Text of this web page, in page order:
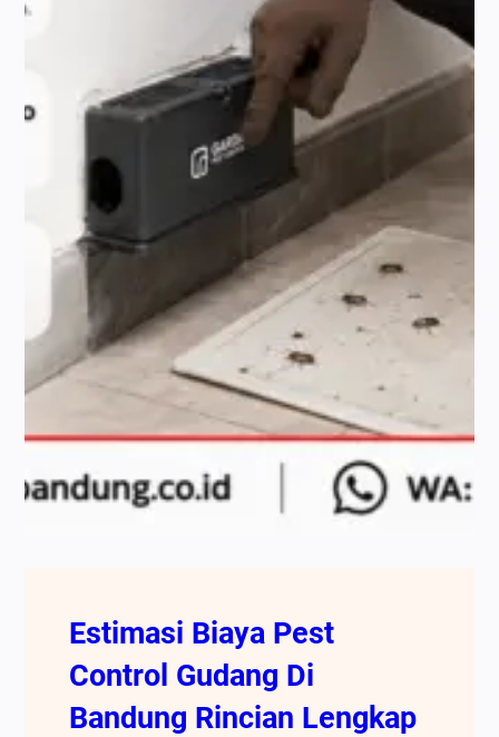
Estimasi Biaya Pest
Control Gudang Di
Bandung Rincian Lengkap